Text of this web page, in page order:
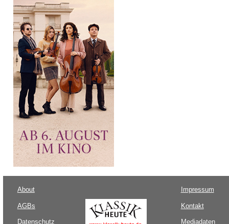
About
AGBs
Datenschutz
Impressum
Kontakt
Mediadaten